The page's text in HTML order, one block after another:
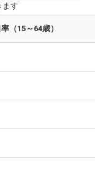
ます
（15～64歳）